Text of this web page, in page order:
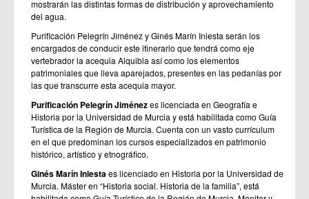
mostrarán las distintas formas de distribución y aprovechamiento
del agua.
Purificación Pelegrín Jiménez y Ginés Marín Iniesta serán los
encargados de conducir este itinerario que tendrá como eje
vertebrador la acequia Alquibla así como los elementos
patrimoniales que lleva aparejados, presentes en las pedanías por
las que transcurre esta acequia mayor.
Purificación Pelegrín Jiménezes licenciada en Geografía e
Historia por la Universidad de Murcia y está habilitada como Guía
Turística de la Región de Murcia. Cuenta con un vasto currículum
en el que predominan los cursos especializados en patrimonio
histórico, artístico y etnográfico.
Ginés Marín Iniestaes licenciado en Historia por la Universidad de
Murcia. Máster en “Historia social. Historia de la familia”, está